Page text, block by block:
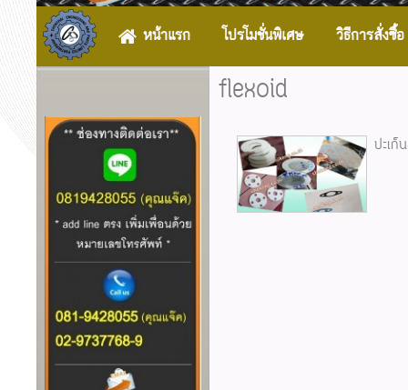
หน้าแรก โปรโมชั่นพิเศษ วิธีการสั่งซื้อ
flexoid
ปะเก็